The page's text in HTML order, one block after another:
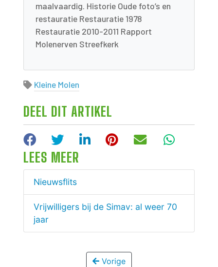
maalvaardig. Historie Oude foto’s en
restauratie Restauratie 1978
Restauratie 2010-2011 Rapport
Molenerven Streefkerk
Kleine Molen
DEEL DIT ARTIKEL
FacebookTwitterLinkedInPinterest
E-mail
LEES MEER
Nieuwsflits
Vrijwilligers bij de Simav: al weer 70
jaar
Vorige